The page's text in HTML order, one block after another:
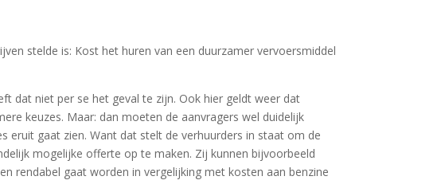
stelde is: Kost het huren van een duurzamer vervoersmiddel
dat niet per se het geval te zijn. Ook hier geldt weer dat
keuzes. Maar: dan moeten de aanvragers wel duidelijk
eruit gaat zien. Want dat stelt de verhuurders in staat om de
mogelijke offerte op te maken. Zij kunnen bijvoorbeeld
rendabel gaat worden in vergelijking met kosten aan benzine